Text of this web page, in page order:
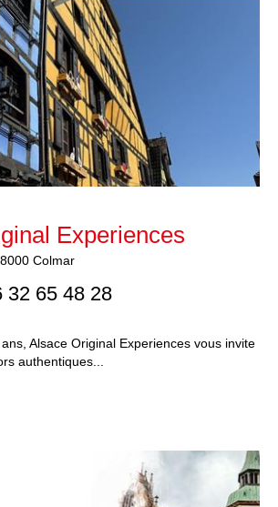
Experiences
Colmar
32 65 48 28
Alsace Original Experiences vous invite
authentiques...